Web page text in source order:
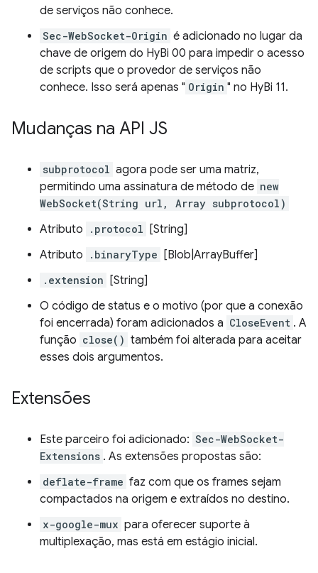
de serviços não conhece.
Sec-WebSocket-Origin é adicionado no lugar da
chave de origem do HyBi 00 para impedir o acesso
de scripts que o provedor de serviços não
conhece. Isso será apenas " Origin " no HyBi 11.
Mudanças na API JS
subprotocol agora pode ser uma matriz,
permitindo uma assinatura de método de new
WebSocket(String url, Array subprotocol)
Atributo .protocol
[String]
Atributo
.binaryType [Blob|ArrayBuffer]
.extension
[String]
O código de status e o motivo (por que a conexão
foi encerrada) foram adicionados a CloseEvent . A
função close() também foi alterada para aceitar
esses dois argumentos.
Extensões
Este parceiro foi adicionado: Sec-WebSocket-
Extensions . As extensões propostas são:
deflate-frame faz com que os frames sejam
compactados na origem e extraídos no destino.
x-google-mux para oferecer suporte à
multiplexação, mas está em estágio inicial.